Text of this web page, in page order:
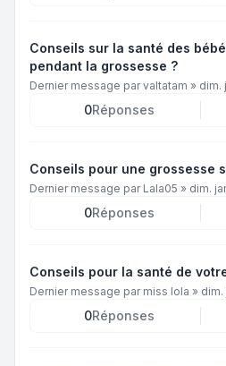
Conseils sur la santé des
pendant la grossesse ?
Dernier message parvaltatam » dim.
0Réponses
Conseils pour une grossesse
Dernier message par Lala05 » dim.
0Réponses
Conseils pour la santé de
Dernier message par miss lola » dim.
0Réponses